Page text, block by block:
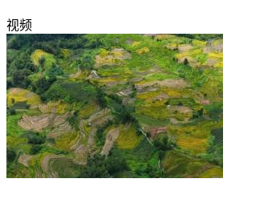
视频